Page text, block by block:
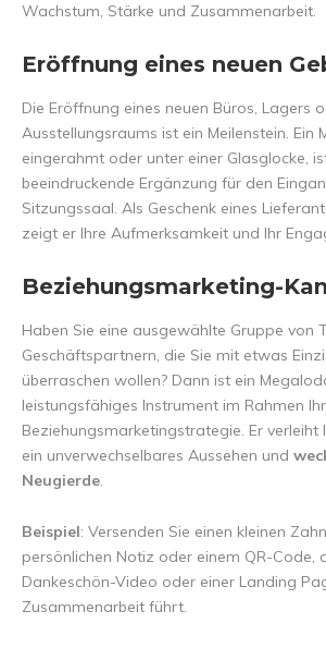
Wachstum, Stärke und Zusammenarbeit.
Eröffnung eines neuen
Die Eröffnung eines neuen Büros, Lagers
Ausstellungsraums ist ein Meilenstein. Ein
eingerahmt oder unter einer Glasglocke,
beeindruckende Ergänzung für den
Sitzungssaal. Als Geschenk eines
zeigt er Ihre Aufmerksamkeit und Ihr
Beziehungsmarketing-
Haben Sie eine ausgewählte Gruppe von
Geschäftspartnern, die Sie mit etwas
überraschen wollen? Dann ist ein
leistungsfähiges Instrument im Rahmen
Beziehungsmarketingstrategie. Er verleiht
ein unverwechselbares Aussehen und
Neugierde.
Beispiel: Versenden Sie einen kleinen
persönlichen Notiz oder einem QR-Code,
Dankeschön-Video oder einer Landing
Zusammenarbeit führt.